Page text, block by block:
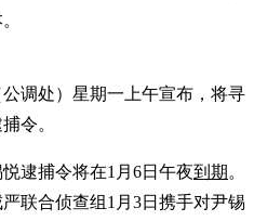
调处）星期一上午宣布，将寻
令。
逮捕令将在1月6日午夜到期 。
联合侦查组1月3日携手对尹锡